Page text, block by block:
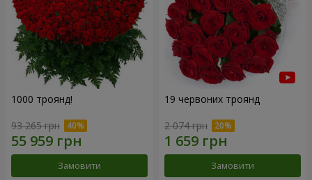
1000 троянд!
93 265 грн
Замовити
19 червоних троянд
2 074 грн
Замовити